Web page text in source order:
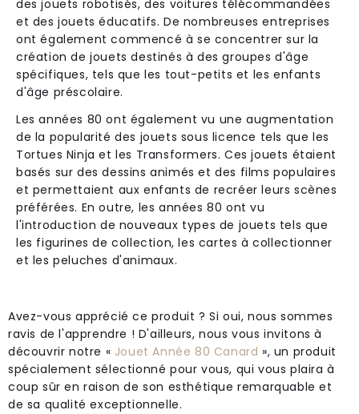
des jouets robotisés, des voitures télécommandées
et des jouets éducatifs. De nombreuses entreprises
ont également commencé à se concentrer sur la
création de jouets destinés à des groupes d'âge
spécifiques, tels que les tout-petits et les enfants
d'âge préscolaire.
Les années 80 ont également vu une augmentation
de la popularité des jouets sous licence tels que les
Tortues Ninja et les Transformers. Ces jouets étaient
basés sur des dessins animés et des films populaires
et permettaient aux enfants de recréer leurs scènes
préférées. En outre, les années 80 ont vu
l'introduction de nouveaux types de jouets tels que
les figurines de collection, les cartes à collectionner
et les peluches d'animaux.
Avez-vous apprécié ce produit ? Si oui, nous sommes
ravis de l'apprendre ! D'ailleurs, nous vous invitons à
découvrir notre « Jouet Année 80 Canard », un produit
spécialement sélectionné pour vous, qui vous plaira à
coup sûr en raison de son esthétique remarquable et
de sa qualité exceptionnelle.